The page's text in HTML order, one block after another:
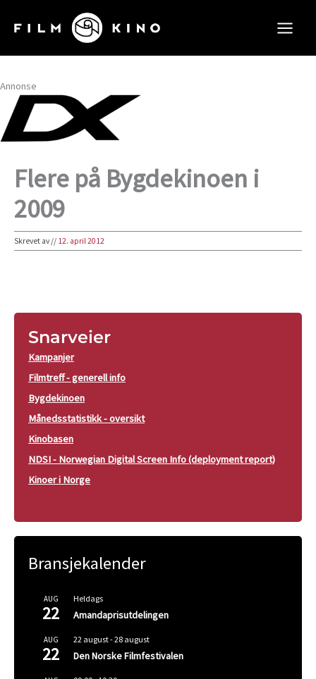
rett
innholdet
Annonse
Flere på Bygdekinoen i
2009
Skrevet av// 12. april 2012
Snarveier
Kampanjer
Filmtreff - generell info
Bygdekinoen
Månedsstatistikk - oversikt
Kinobasen
NDSI - Norwegian Digital Screen Info (deployment report)
Kinoer i Norge
Bransjekalender
AUG
22
Heldags
Amandaprisutdelingen
AUG
22
22 august-28 august
Den Norske Filmfestivalen